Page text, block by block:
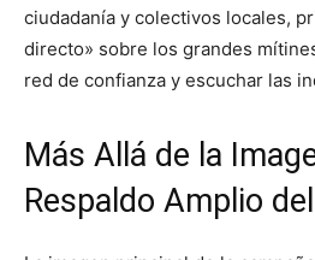
ciudadanía y colectivos locales,
directo» sobre los grandes
red de confianza y escuchar las
Más Allá de la
Respaldo Amplio